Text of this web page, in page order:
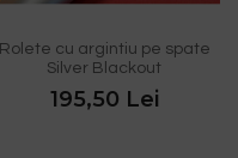
Rolete cu argintiu pe spate
Silver Blackout
195,50 Lei